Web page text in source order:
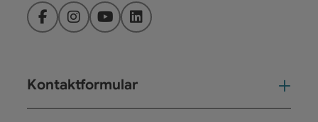
FacebookInstagramYouTubeLinkedIn
Kontaktformular